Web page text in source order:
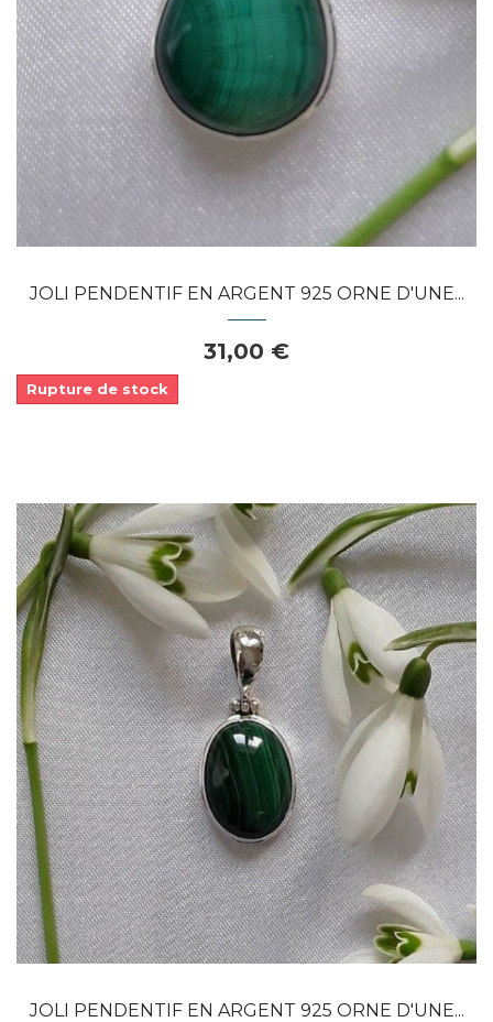
JOLI PENDENTIF EN ARGENT 925 ORNE D'UNE...
31,00 €
Rupture de stock
Dans mon panier
APERÇU RAPIDE
JOLI PENDENTIF EN ARGENT 925 ORNE D'UNE...